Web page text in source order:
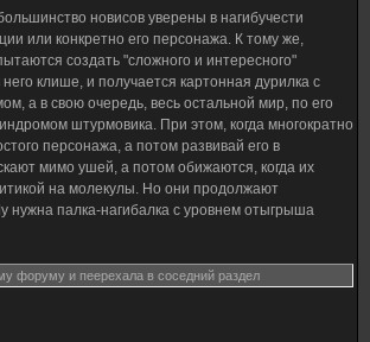
новисов уверены в нагибучести
или конкретно его персонажа. К тому же,
создать "сложного и интересного"
клише, и получается картонная дурилка с
а в свою очередь, весь остальной мир, по его
штурмовика. При этом, когда многократно
персонажа, а потом развивай его в
мимо ушей, а потом обижаются, когда их
на молекулы. Но они продолжают
нужна палка-нагибалка с уровнем отыгрыша
форуму и пеерехала в соседний раздел